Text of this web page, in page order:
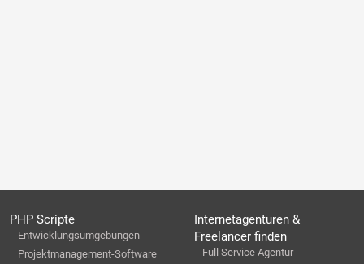
PHP Scripte
Entwicklungsumgebungen
Projektmanagement-Software
Internetagenturen &
Freelancer finden
Full Service Agentur